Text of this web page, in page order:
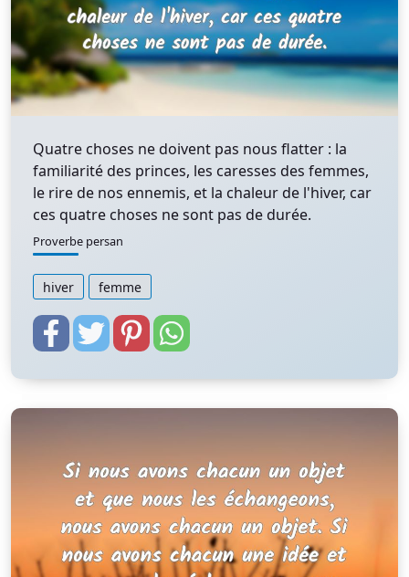
Quatre choses ne doivent pas nous flatter : la
familiarité des princes, les caresses des femmes,
le rire de nos ennemis, et la chaleur de l'hiver, car
ces quatre choses ne sont pas de durée.
Proverbe persan
hiver femme